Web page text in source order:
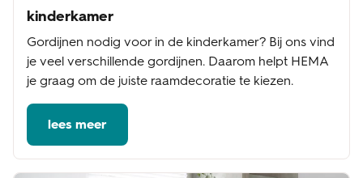
kinderkamer
Gordijnen nodig voor in de kinderkamer? Bij ons vind
je veel verschillende gordijnen. Daarom helpt HEMA
je graag om de juiste raamdecoratie te kiezen.
lees meer